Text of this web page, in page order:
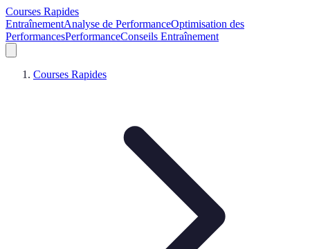
Courses Rapides
EntraînementAnalyse de PerformanceOptimisation des
PerformancesPerformanceConseils Entraînement
Courses Rapides